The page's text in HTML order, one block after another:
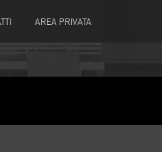
AREA PRIVATA